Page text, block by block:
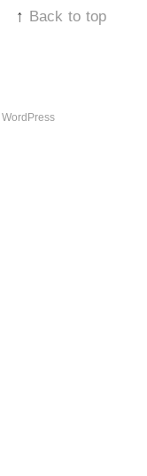
↑ Back to top
WordPress